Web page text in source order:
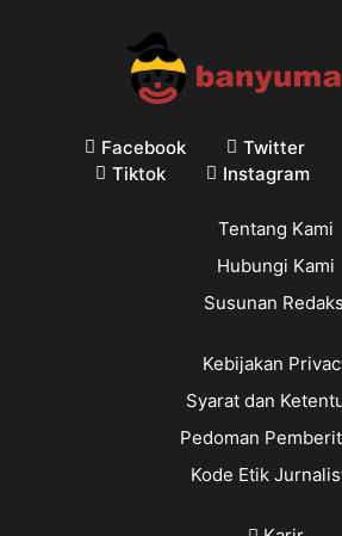
Facebook Twitter
Tiktok
Instagram
Tentang Kami
Hubungi Kami
Susunan
Kebijakan
Syarat dan
Pedoman
Kode Etik